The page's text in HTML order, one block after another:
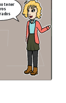
tener